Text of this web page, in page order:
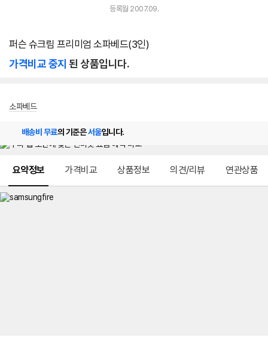
등록월 2007.09.
퍼슨 슈크림 프리미엄 소파베드(3인)
가격비교 중지 된 상품입니다.
소파베드
배송비 무료의 기준은서울입니다.
요약정보 가격비교 상품정보 의견/리뷰 연관상품